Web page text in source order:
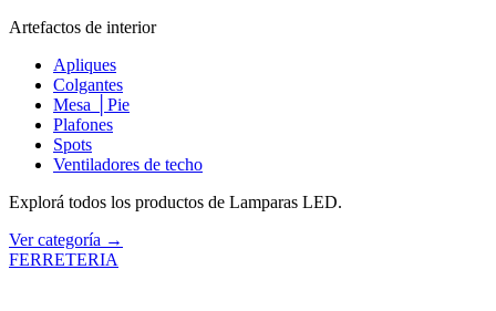
Artefactos de interior
Apliques
Colgantes
Mesa │Pie
Plafones
Spots
Ventiladores de techo
Explorá todos los productos de Lamparas LED.
Ver categoría →
FERRETERIA